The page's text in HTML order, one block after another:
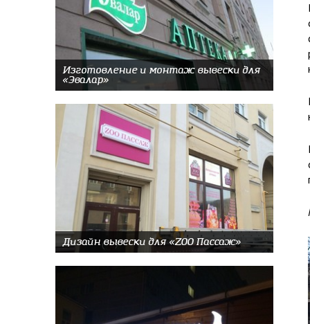
Изготовление и монтаж вывески для
«Эвалар»
Дизайн вывески для «ZOO Пассаж»